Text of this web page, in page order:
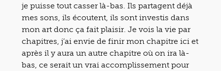
je puisse tout casser là-bas. Ils partagent déjà
mes sons, ils écoutent, ils sont investis dans
mon art donc ça fait plaisir. Je vois la vie par
chapitres, j’ai envie de finir mon chapitre ici et
après il y aura un autre chapitre où on ira là-
bas, ce serait un vrai accomplissement pour